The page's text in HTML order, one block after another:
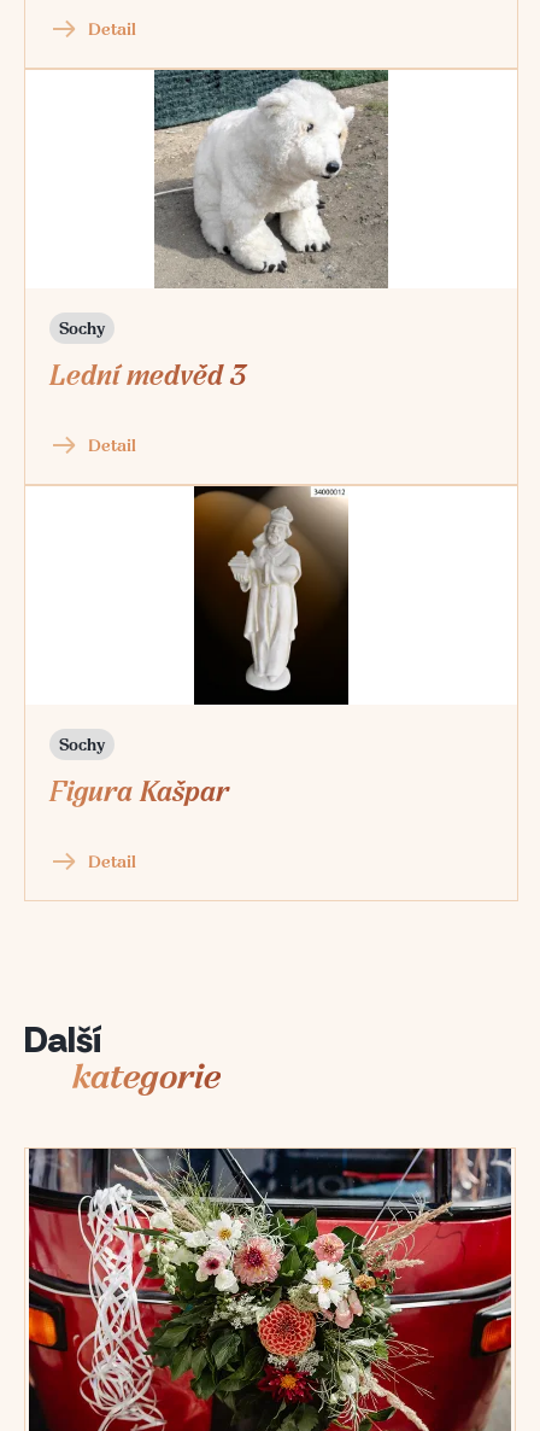
Detail
Sochy
Lední medvěd 3
Detail
Sochy
Figura Kašpar
Detail
Další
kategorie